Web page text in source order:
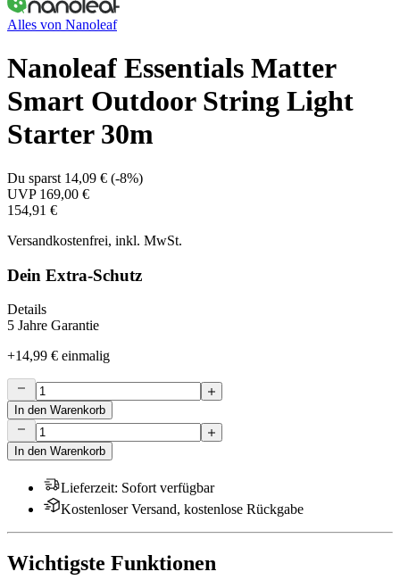
Alles von Nanoleaf
Nanoleaf Essentials Matter
Smart Outdoor String Light
Starter 30m
Du sparst 14,09 € (-8%)
UVP 169,00 €
154,91 €
Versandkostenfrei, inkl. MwSt.
Dein Extra-Schutz
Details
5 Jahre Garantie
+14,99 € einmalig
In den Warenkorb
In den Warenkorb
Lieferzeit: Sofort verfügbar
Kostenloser Versand, kostenlose Rückgabe
Wichtigste Funktionen